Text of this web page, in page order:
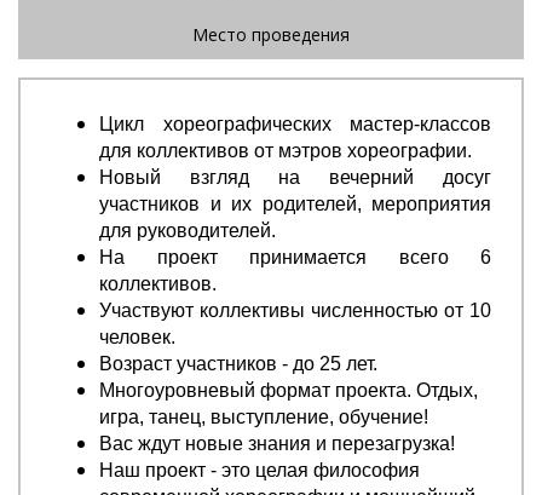
Место проведения
Цикл хореографических мастер-классов
для коллективов от мэтров хореографии.
Новый взгляд на вечерний досуг
участников и их родителей, мероприятия
для руководителей.
На проект принимается всего 6
коллективов.
Участвуют коллективы численностью от 10
человек.
Возраст участников - до 25 лет.
Многоуровневый формат проекта. Отдых,
игра, танец, выступление, обучение!
Вас ждут новые знания и перезагрузка!
Наш проект - это целая философия